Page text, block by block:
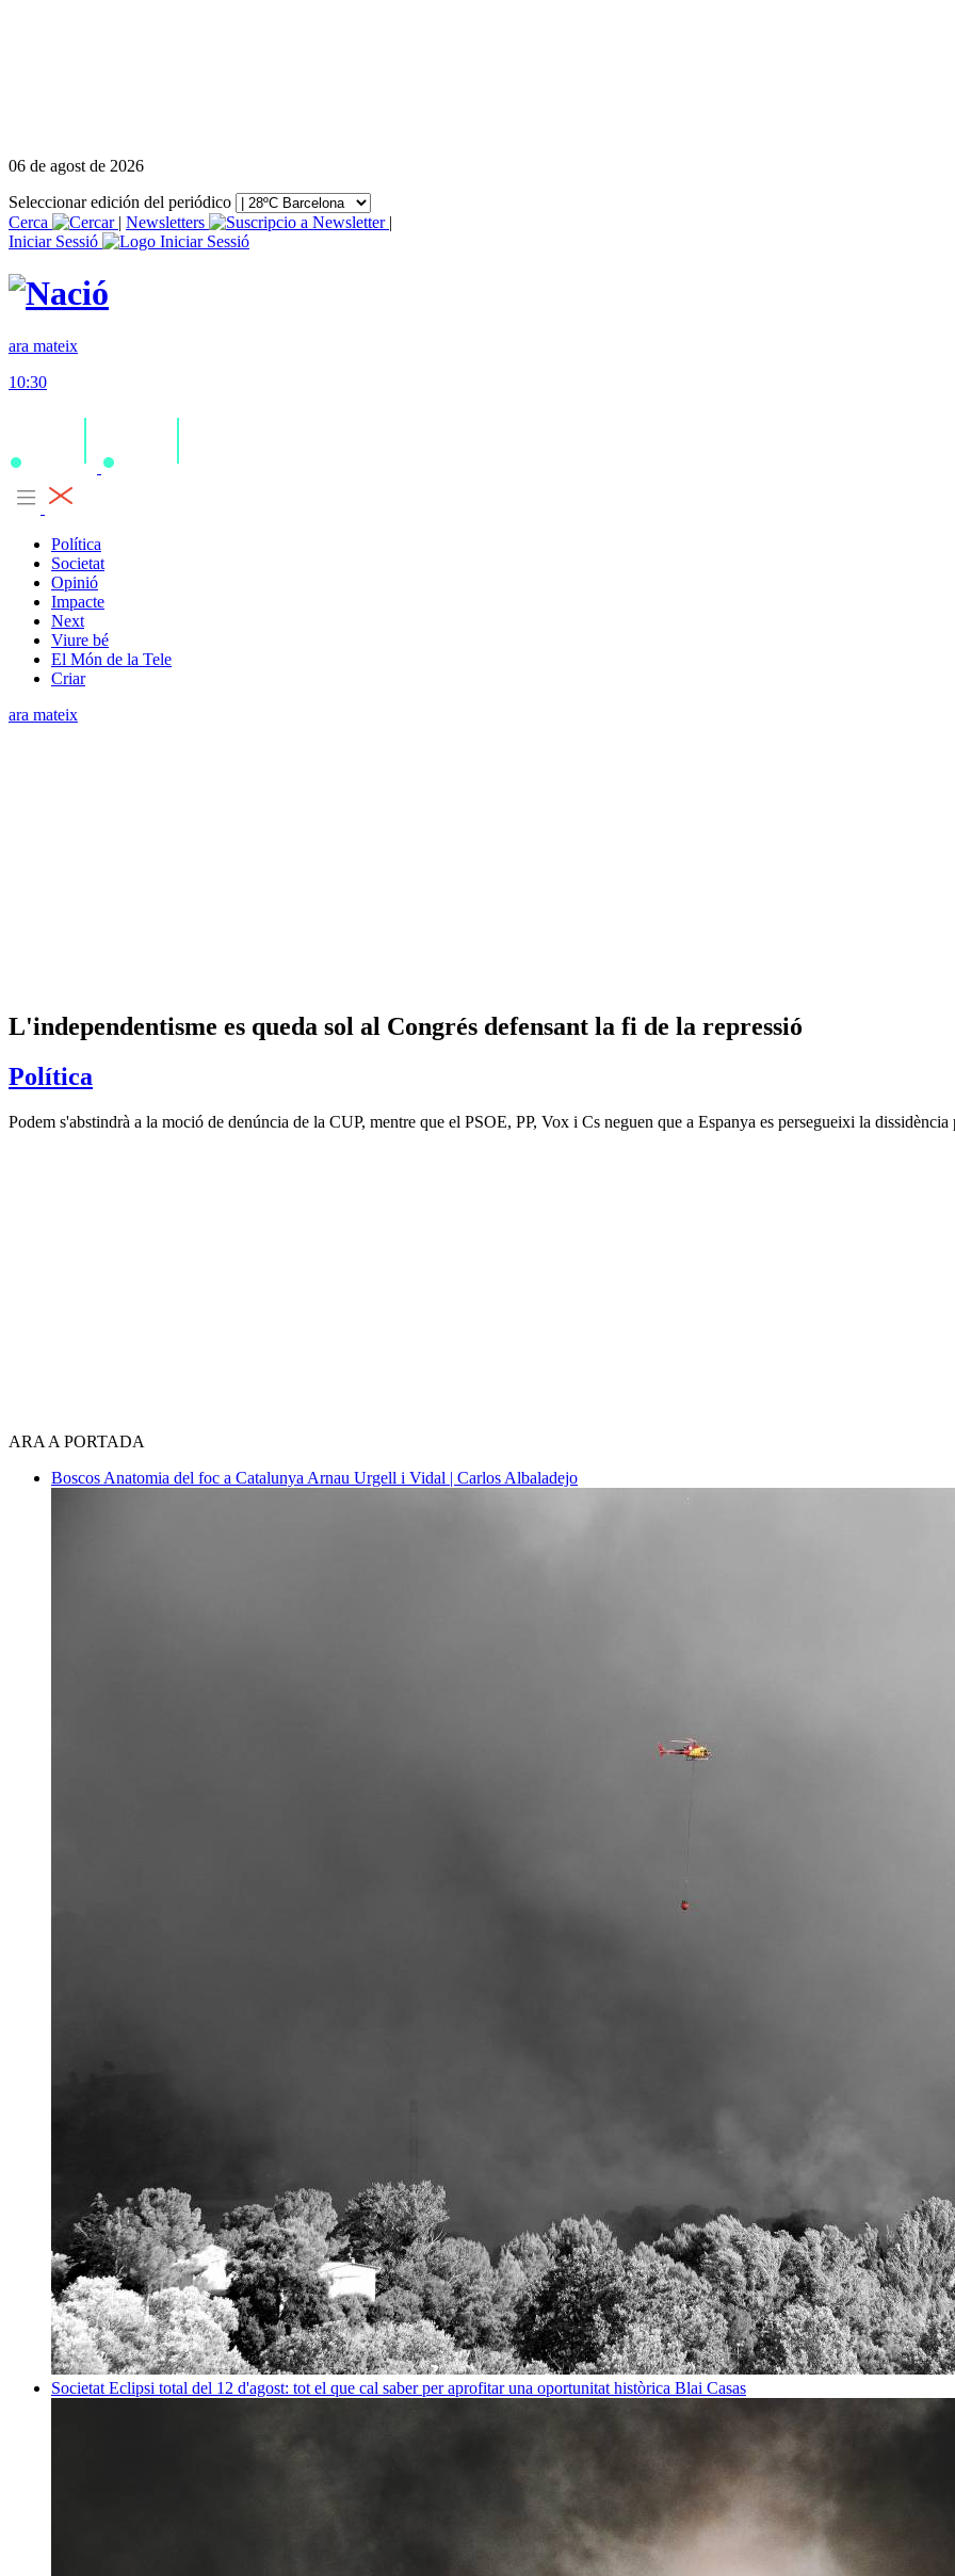
06 de agost de 2026
Seleccionar edición del periódico
Cerca
| Newsletters
|
Iniciar Sessió
ara mateix
10:30
Política
Societat
Opinió
Impacte
Next
Viure bé
El Món de la Tele
Criar
ara mateix
L'independentisme es queda sol al Congrés defensant la fi de la repressió
Política
Podem s'abstindrà a la moció de denúncia de la CUP, mentre que el PSOE, PP, Vox i Cs neguen que a Espanya es persegueixi la dissidència
ARA A PORTADA
Boscos Anatomia del foc a Catalunya Arnau Urgell i Vidal | Carlos Albaladejo
Societat Eclipsi total del 12 d'agost: tot el que cal saber per aprofitar una oportunitat històrica Blai Casas